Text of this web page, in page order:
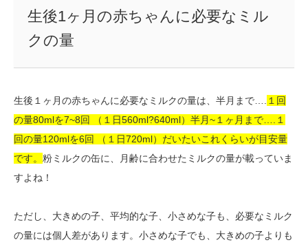
生後1ヶ月の赤ちゃんに必要なミル
クの量
生後１ヶ月の赤ちゃんに必要なミルクの量は、半月まで….
１回
の量80mlを7~8回 （１日560ml?640ml）半月~１ヶ月まで….１
回の量120mlを6回 （１日720ml）だいたいこれくらいが目安量
です。 粉ミルクの缶に、月齢に合わせたミルクの量が載っていま
すよね！
ただし、大きめの子、平均的な子、小さめな子も、必要なミルク
の量には個人差があります。小さめな子でも、大きめの子よりも